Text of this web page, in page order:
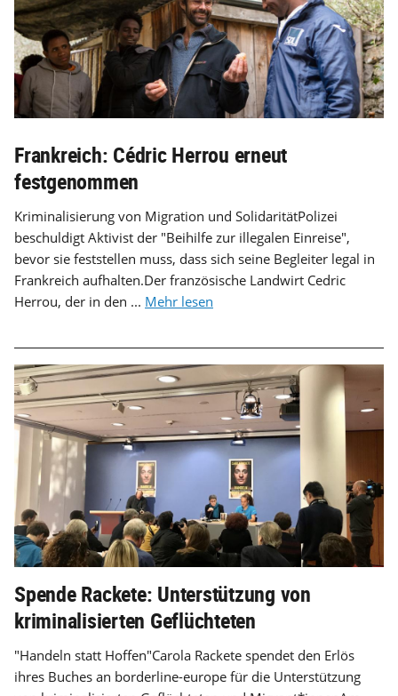
Frankreich: Cédric Herrou erneut
festgenommen
Kriminalisierung von Migration und SolidaritätPolizei
beschuldigt Aktivist der "Beihilfe zur illegalen Einreise",
bevor sie feststellen muss, dass sich seine Begleiter legal in
Frankreich aufhalten.Der französische Landwirt Cedric
Herrou, der in den ... Mehr lesen
Spende Rackete: Unterstützung von
kriminalisierten Geflüchteten
"Handeln statt Hoffen"Carola Rackete spendet den Erlös
ihres Buches an borderline-europe für die Unterstützung